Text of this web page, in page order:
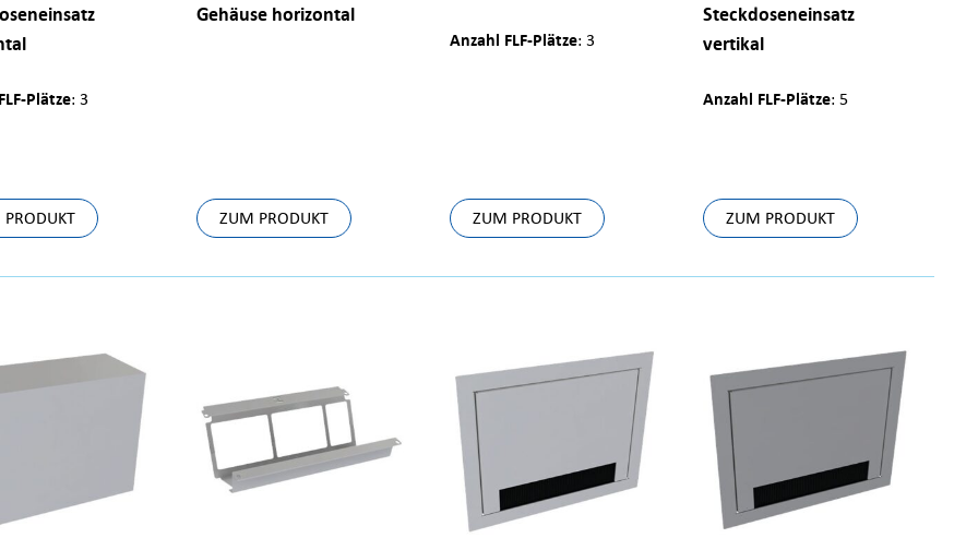
Plätze: 3
Gehäuse horizontal
ZUM PRODUKT
Anzahl FLF-Plätze: 3
ZUM PRODUKT
Steckdoseneinsatz
vertikal
Anzahl FLF-Plätze: 5
ZUM PRODUKT